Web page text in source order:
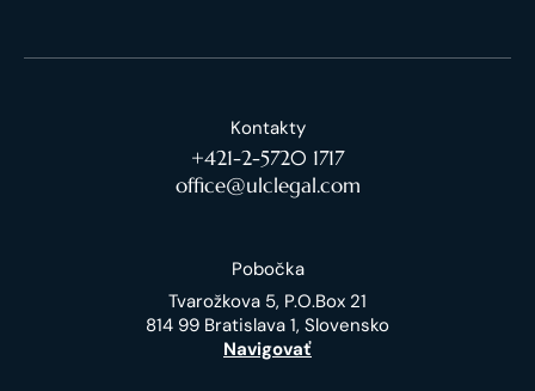
Kontakty
+421-2-5720 1717
office@ulclegal.com
Pobočka
Tvarožkova 5, P.O.Box 21
814 99 Bratislava 1, Slovensko
Navigovať